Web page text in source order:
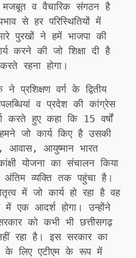
मजबूत व वैचारिक संगठन है
से हर परिस्थितियों में
पुरखों ने हमें भाजपा की
करने की जो शिक्षा दी है
रहना होगा।
प्रशिक्षण वर्ग के द्वितीय
व प्रदेश की कांग्रेस
करते हुए कहा कि 15 वर्षों
जो कार्य किए है उसकी
आवास, आयुष्मान भारत
योजना का संचालन किया
व्यक्ति तक पहुंचा है।
में जो कार्य हो रहा है वह
एक आदर्श होगा। उन्होंने
को कभी भी छत्तीसगढ़
रहा है। इस सरकार का
के लिए एटीएम के रूप में